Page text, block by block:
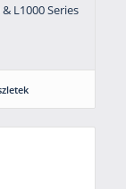
L1000 Series